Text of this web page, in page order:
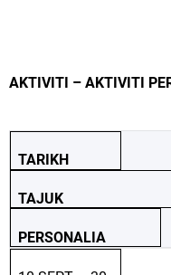
AKTIVITI – AKTIVITI
TARIKH
TAJUK
PERSONALIA